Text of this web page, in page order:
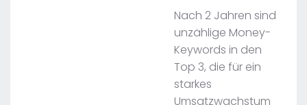
Nach 2 Jahren sind
unzählige Money-
Keywords in den
Top 3, die für ein
starkes
Umsatzwachstum